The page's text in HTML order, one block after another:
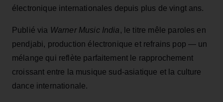
électronique internationales depuis plus de vingt ans.
Publié via Warner Music India, le titre mêle paroles en
pendjabi, production électronique et refrains pop — un
mélange qui reflète parfaitement le rapprochement
croissant entre la musique sud-asiatique et la culture
dance internationale.